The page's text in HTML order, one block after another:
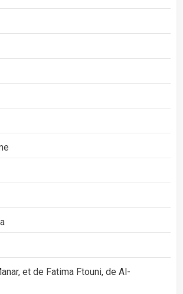
et de Fatima Ftouni, de Al-